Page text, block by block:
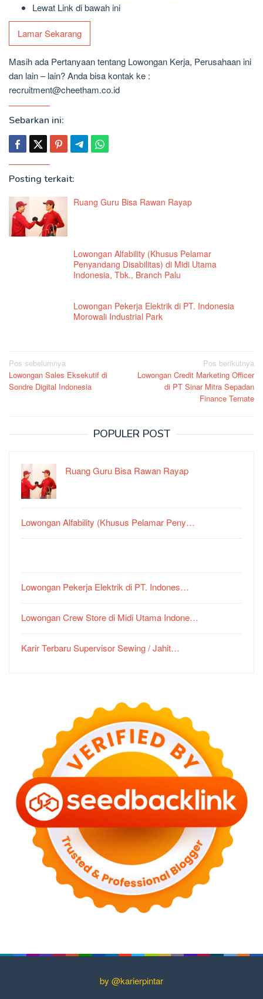
Lewat Link di bawah ini
Lamar Sekarang
Masih ada Pertanyaan tentang Lowongan Kerja, Perusahaan ini
dan lain – lain? Anda bisa kontak ke :
recruitment@cheetham.co.id
Sebarkan ini:
Posting terkait:
Ruang Guru Bisa Rawan Rayap
Lowongan Alfability (Khusus Pelamar
Penyandang Disabilitas) di Midi Utama
Indonesia, Tbk., Branch Palu
Lowongan Pekerja Elektrik di PT. Indonesia
Morowali Industrial Park
Navigasi
pos
Pos sebelumnya
Lowongan Sales Eksekutif di
Sondre Digital Indonesia
Pos berikutnya
Lowongan Credit Marketing Officer
di PT Sinar Mitra Sepadan
Finance Ternate
POPULER POST
Ruang Guru Bisa Rawan Rayap
Lowongan Alfability (Khusus Pelamar Peny…
Lowongan Pekerja Elektrik di PT. Indones…
Lowongan Crew Store di Midi Utama Indone…
Karir Terbaru Supervisor Sewing / Jahit…
by @karierpintar